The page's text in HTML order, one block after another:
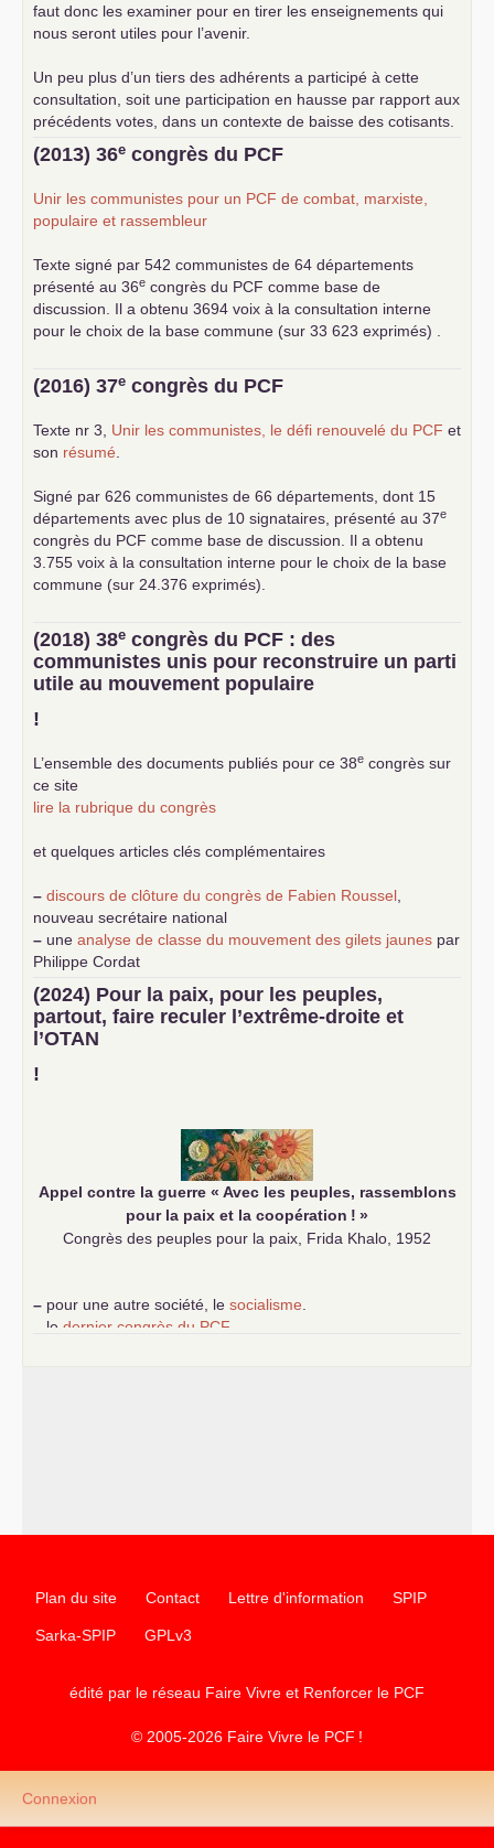
faut donc les examiner pour en tirer les enseignements qui
nous seront utiles pour l’avenir.
Un peu plus d’un tiers des adhérents a participé à cette
consultation, soit une participation en hausse par rapport aux
précédents votes, dans un contexte de baisse des cotisants.
... lire la suite
(2013) 36e congrès du PCF
Unir les communistes pour un PCF de combat, marxiste,
populaire et rassembleur
Texte signé par 542 communistes de 64 départements
présenté au 36e congrès du PCF comme base de
discussion. Il a obtenu 3694 voix à la consultation interne
pour le choix de la base commune (sur 33 623 exprimés) .
(2016) 37e congrès du PCF
Texte nr 3, Unir les communistes, le défi renouvelé du PCF et
son résumé
Signé par 626 communistes de 66 départements, dont 15
départements avec plus de 10 signataires, présenté au 37e
congrès du PCF comme base de discussion. Il a obtenu
3.755 voix à la consultation interne pour le choix de la base
commune (sur 24.376 exprimés).
(2018) 38e congrès du PCF : des
communistes unis pour reconstruire un parti
utile au mouvement populaire
!
L’ensemble des documents publiés pour ce 38e congrès sur
ce site
lire la rubrique du congrès
et quelques articles clés complémentaires
– discours de clôture du congrès de Fabien Roussel
nouveau secrétaire national
– une analyse de classe du mouvement des gilets jaunes par
Philippe Cordat
–
un texte de Jean-Claude Delaunay
le marxisme est la
science sociale de notre temps
–un appel proposé aux partis communistes et ouvrier
d’Europe
–
(2024) Pour la paix, pour les peuples,
partout, faire reculer l’extrême-droite et
l’OTAN
!
Appel contre la guerre « Avec les peuples, rassemblons
pour la paix et la coopération ! »
Congrès des peuples pour la paix, Frida Khalo, 1952
– pour une autre société, le socialisme
le dernier congrès du PCF
Plan du site Contact Lettre d'information SPIP
Sarka-SPIP GPLv3
édité par le réseau Faire Vivre et Renforcer le PCF
© 2005-2026 Faire Vivre le PCF !
Connexion